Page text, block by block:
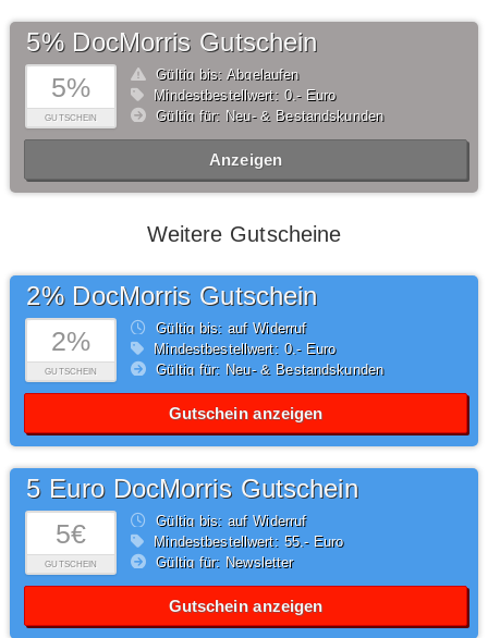
5%
GUTSCHEIN
5% DocMorris Gutschein
Gültig bis: Abgelaufen
Mindestbestellwert: 0,- Euro
Gültig für: Neu- & Bestandskunden
Anzeigen
Weitere Gutscheine
2%
GUTSCHEIN
2% DocMorris Gutschein
Gültig bis: auf Widerruf
Mindestbestellwert: 0,- Euro
Gültig für: Neu- & Bestandskunden
Gutschein anzeigen
5€
GUTSCHEIN
5 Euro DocMorris Gutschein
Gültig bis: auf Widerruf
Mindestbestellwert: 55,- Euro
Gültig für: Newsletter
Gutschein anzeigen